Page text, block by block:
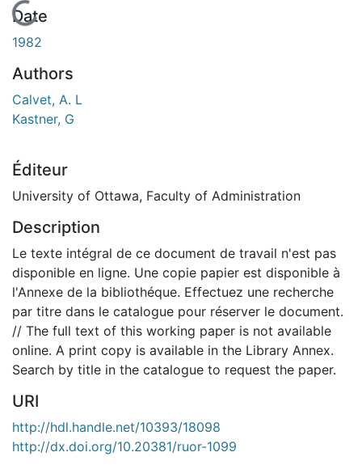
En cours de chargement...
Date
1982
Authors
Calvet, A. L
Kastner, G
Éditeur
University of Ottawa, Faculty of Administration
Description
Le texte intégral de ce document de travail n'est pas
disponible en ligne. Une copie papier est disponible à
l'Annexe de la bibliothéque. Effectuez une recherche
par titre dans le catalogue pour réserver le document.
// The full text of this working paper is not available
online. A print copy is available in the Library Annex.
Search by title in the catalogue to request the paper.
URI
http://hdl.handle.net/10393/18098
http://dx.doi.org/10.20381/ruor-1099